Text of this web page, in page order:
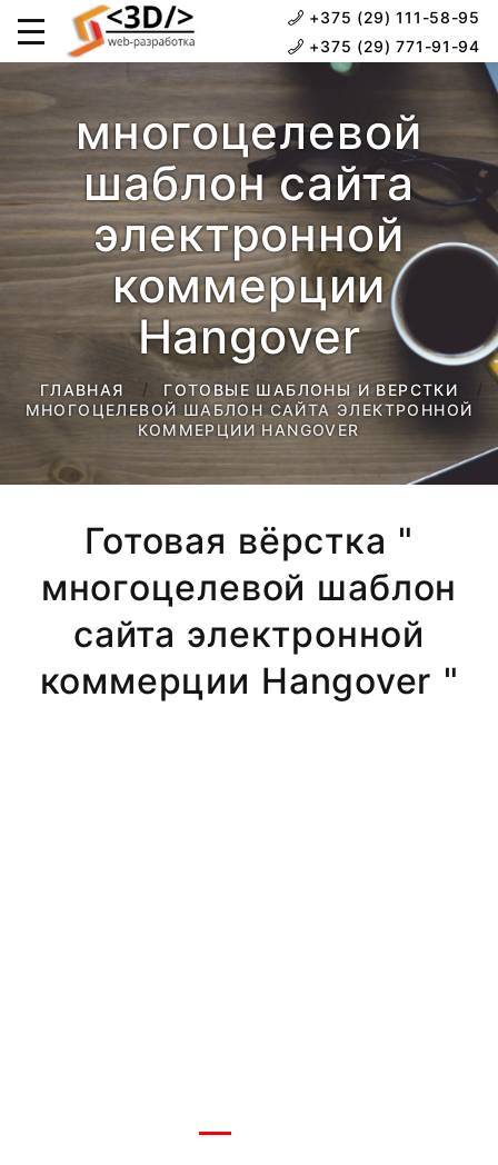
+375 (29) 111-58-95
+375 (29) 771-91-94
многоцелевой
шаблон сайта
электронной
коммерции
Hangover
ГЛАВНАЯ
ГОТОВЫЕ ШАБЛОНЫ И ВЕРСТКИ
МНОГОЦЕЛЕВОЙ ШАБЛОН САЙТА ЭЛЕКТРОННОЙ
КОММЕРЦИИ HANGOVER
Готовая вёрстка "
многоцелевой шаблон
сайта электронной
коммерции Hangover "